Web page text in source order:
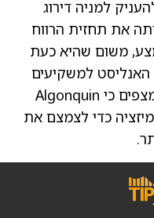
להעניק למניה דירוג
את תחזית הרווח
האמצע, משום שהיא כעת
האנליסט למשקיעים
באיגרת מחקר. TD Securities מצפים כי Algonquin
כדי לצמצם את